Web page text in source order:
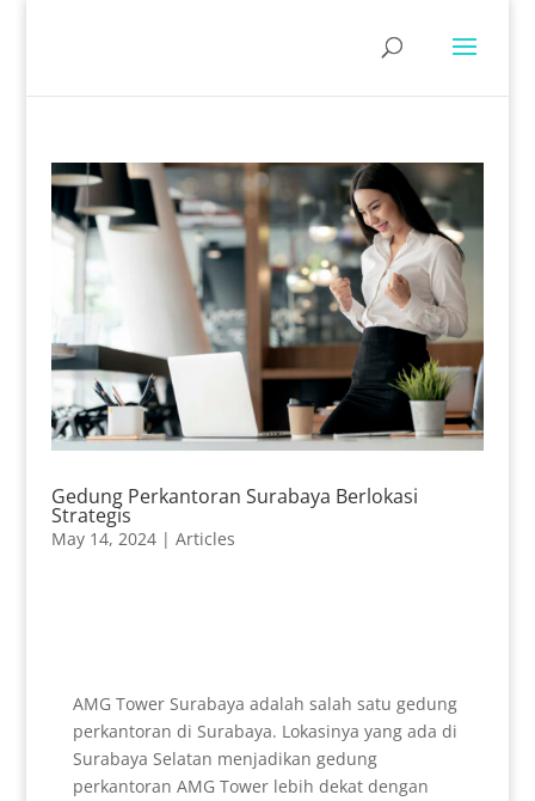
Gedung Perkantoran Surabaya Berlokasi
Strategis
May 14, 2024| Articles
AMG Tower Surabaya adalah salah satu gedung
perkantoran di Surabaya. Lokasinya yang ada di
Surabaya Selatan menjadikan gedung
perkantoran AMG Tower lebih dekat dengan